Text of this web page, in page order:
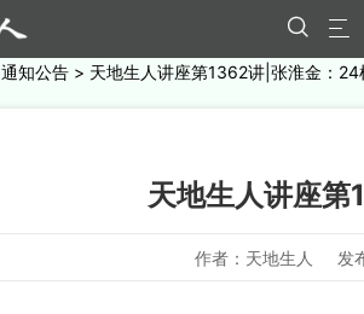


通知公告 > 天地生人讲座第1362讲|张淮金：
天地生人讲座
作者：天地生人 发